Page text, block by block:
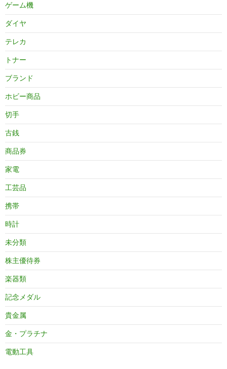
ゲーム機
ダイヤ
テレカ
トナー
ブランド
ホビー商品
切手
古銭
商品券
家電
工芸品
携帯
時計
未分類
株主優待券
楽器類
記念メダル
貴金属
金・プラチナ
電動工具